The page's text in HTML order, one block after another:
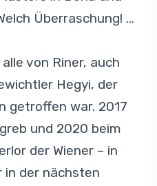
Überraschung! …
von Riner, auch
Hegyi, der
getroffen war. 2017
und 2020 beim
der Wiener – in
in der nächsten